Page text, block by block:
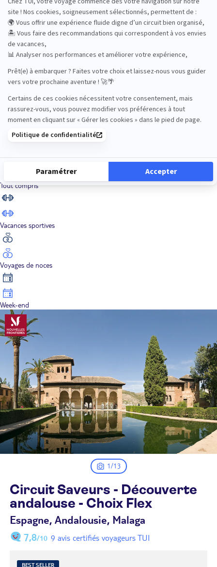
Road Trips
Sénior
Tout compris
Vacances sportives
Voyages de noces
Week-end
1/13
Circuit Saveurs - Découverte
andalouse - Choix Flex
Espagne, Andalousie, Malaga
7,8/10 9 avis certifiés voyageurs TUI
BEST SELLER